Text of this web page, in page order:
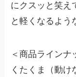
にクスッと笑え
と軽くなるよう
＜商品ラインナ
くたくま（動け